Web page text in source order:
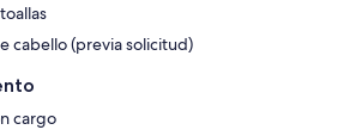
cabello (previa solicitud)
cargo